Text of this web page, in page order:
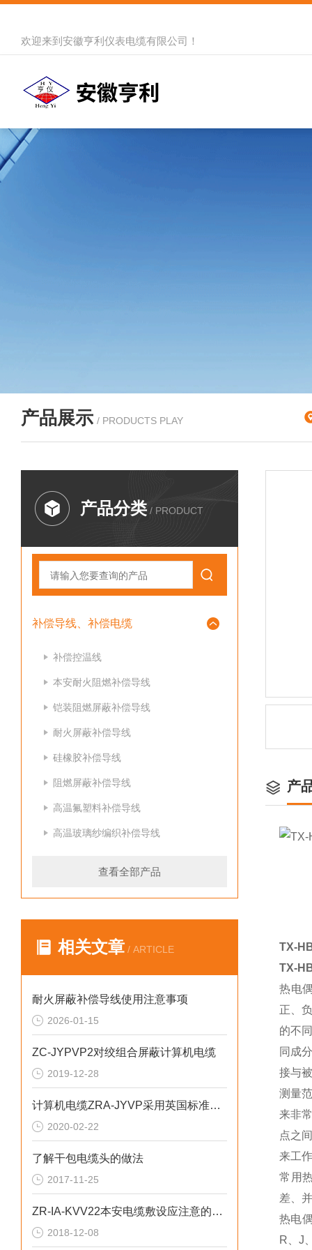
欢迎来到 安徽亨利仪表电缆有限公司 ！
产品展示 / PRODUCTS PLAY
产品分类 / PRODUCT
补偿导线、补偿电缆
补偿控温线
本安耐火阻燃补偿导线
铠装阻燃屏蔽补偿导线
耐火屏蔽补偿导线
硅橡胶补偿导线
阻燃屏蔽补偿导线
高温氟塑料补偿导线
高温玻璃纱编织补偿导线
查看全部产品
相关文章 / ARTICLE
耐火屏蔽补偿导线使用注意事项
2026-01-15
ZC-JYPVP2对绞组合屏蔽计算机电缆
2019-12-28
计算机电缆ZRA-JYVP采用英国标准BS5308
2020-02-22
了解干包电缆头的做法
2017-11-25
ZR-IA-KVV22本安电缆敷设应注意的问题
2018-12-08
产
TX-
TX-
热电
正、
的不
同成
接与
测量
来非
点之
来工
常用
差、
热电
R、J